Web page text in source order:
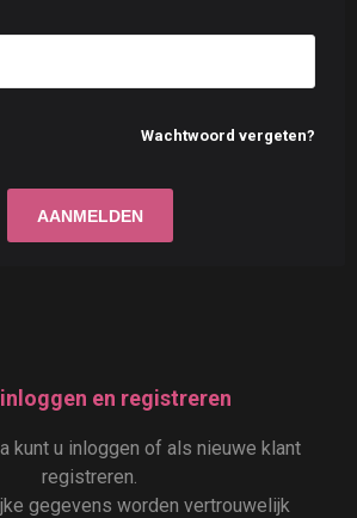
Wachtwoord vergeten?
en registreren
kunt u inloggen of als nieuwe klant
registreren.
gegevens worden vertrouwelijk